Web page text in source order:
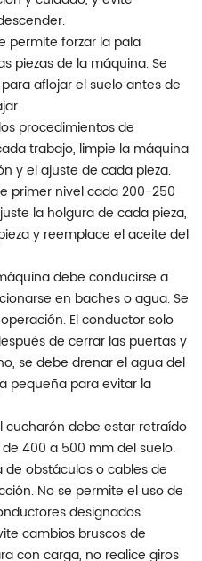
permite forzar la pala
piezas de la máquina. Se
aflojar el suelo antes de
procedimientos de
trabajo, limpie la máquina
y el ajuste de cada pieza.
primer nivel cada 200-250
la holgura de cada pieza,
y reemplace el aceite del
debe conducirse a
en baches o agua. Se
El conductor solo
de cerrar las puertas y
se debe drenar el agua del
pequeña para evitar la
cucharón debe estar retraído
400 a 500 mm del suelo.
obstáculos o cables de
No se permite el uso de
designados.
cambios bruscos de
con carga, no realice giros